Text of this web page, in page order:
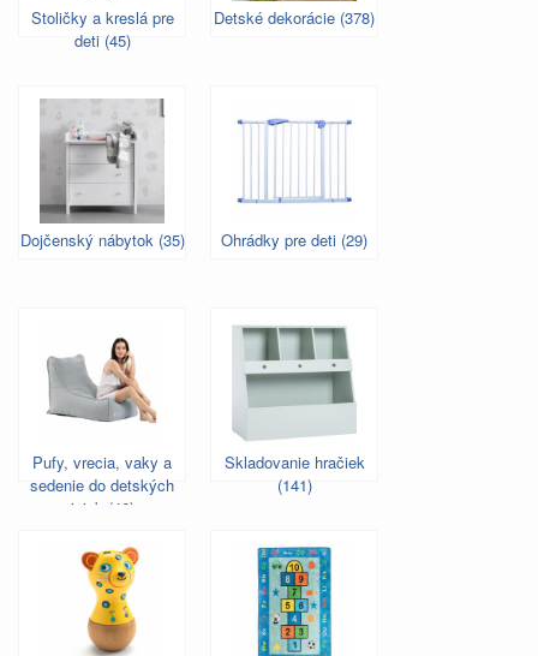
Stoličky a kreslá pre
deti (45)
Detské dekorácie (378)
Dojčenský nábytok (35) Ohrádky pre deti (29)
Pufy, vrecia, vaky a
sedenie do detských
izieb (46)
Skladovanie hračiek
(141)